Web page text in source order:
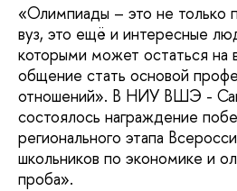
«Олимпиады – это не только
вуз, это ещё и интересные
которыми может остаться на
общение стать основой
отношений». В НИУ ВШЭ -
состоялось награждение
регионального этапа
школьников по экономике и
проба».